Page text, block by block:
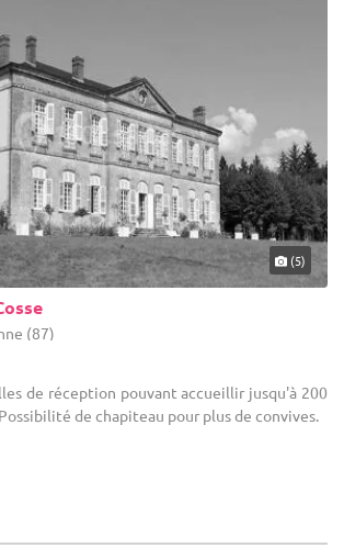
(5)
(87)
de réception pouvant accueillir jusqu'à 200
de chapiteau pour plus de convives.